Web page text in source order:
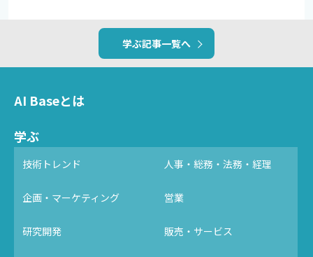
学ぶ記事一覧へ
AI Baseとは
学ぶ
技術トレンド 人事・総務・法務・経理
企画・マーケティング 営業
研究開発 販売・サービス